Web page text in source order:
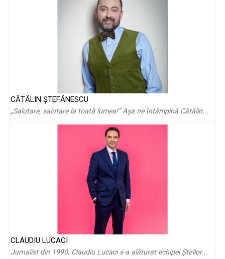
Curajul de a spune poveștile comunităților multietnice. Cu
Teodora Drăgoi
Iuliana Tudor: „Desenam cu creta o grămadă de poveşti
CĂTĂLIN ŞTEFĂNESCU
„Salutare, salutare la toată lumea!” Aşa ne întâmpină Cătălin...
CLAUDIU LUCACI
Jurnalist din 1990, Claudiu Lucaci s-a alăturat echipei Ştirilor...